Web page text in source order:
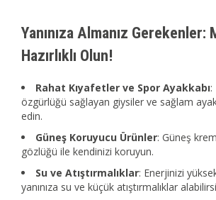
Yanınıza Almanız Gerekenler:
Hazırlıklı Olun!
Rahat Kıyafetler ve Spor Ayakkabı:
özgürlüğü sağlayan giysiler ve sağlam
edin.
Güneş Koruyucu Ürünler: Güneş
gözlüğü ile kendinizi koruyun.
Su ve Atıştırmalıklar: Enerjinizi
yanınıza su ve küçük atıştırmalıklar